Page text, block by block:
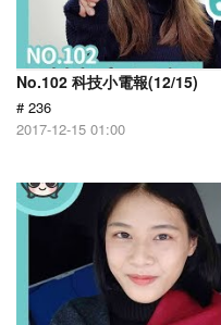
No.102 科技小電報(12/15)
# 236
2017-12-15 01:00